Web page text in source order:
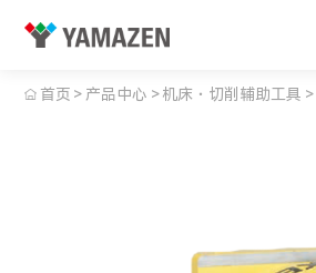
首页 > 产品中心 > 机床・切削辅助工具 >